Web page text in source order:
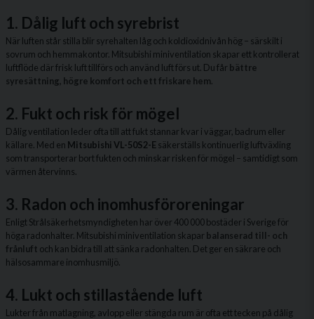
1. Dålig luft och syrebrist
När luften står stilla blir syrehalten låg och koldioxidnivån hög – särskilt i
sovrum och hemmakontor. Mitsubishi miniventilation skapar ett kontrollerat
luftflöde där frisk luft tillförs och använd luft förs ut. Du får bättre
syresättning, högre komfort och ett friskare hem.
2. Fukt och risk för mögel
Dålig ventilation leder ofta till att fukt stannar kvar i väggar, badrum eller
källare. Med en Mitsubishi VL-50S2-Esäkerställs kontinuerlig luftväxling
som transporterar bort fukten och minskar risken för mögel – samtidigt som
värmen återvinns.
3. Radon och inomhusföroreningar
Enligt Strålsäkerhetsmyndigheten har över 400 000 bostäder i Sverige för
höga radonhalter. Mitsubishi miniventilation skapar balanserad till- och
frånluft och kan bidra till att sänka radonhalten. Det ger en säkrare och
hälsosammare inomhusmiljö.
4. Lukt och stillastående luft
Lukter från matlagning, avlopp eller stängda rum är ofta ett tecken på dålig